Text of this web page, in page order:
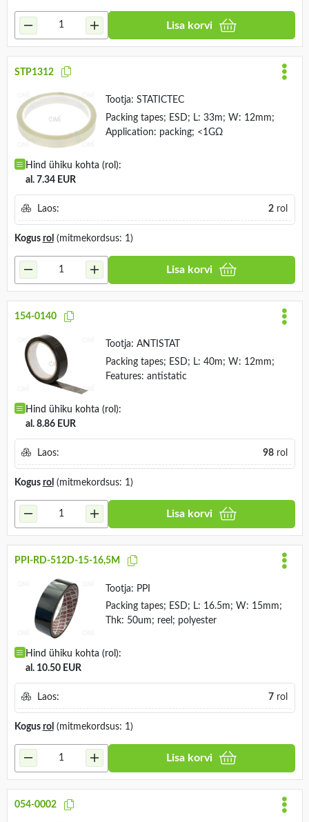
Lisa korvi
STP1312
Tootja: STATICTEC
Packing tapes; ESD; L: 33m; W: 12mm;
Application: packing; <1GΩ
Hind ühiku kohta (rol):
al. 7.34 EUR
Laos: 2rol
Kogus rol (mitmekordsus: 1)
Lisa korvi
154-0140
Tootja: ANTISTAT
Packing tapes; ESD; L: 40m; W: 12mm;
Features: antistatic
Hind ühiku kohta (rol):
al. 8.86 EUR
Laos: 98rol
Kogus rol (mitmekordsus: 1)
Lisa korvi
PPI-RD-512D-15-16,5M
Tootja: PPI
Packing tapes; ESD; L: 16.5m; W: 15mm;
Thk: 50um; reel; polyester
Hind ühiku kohta (rol):
al. 10.50 EUR
Laos: 7rol
Kogus rol (mitmekordsus: 1)
Lisa korvi
054-0002